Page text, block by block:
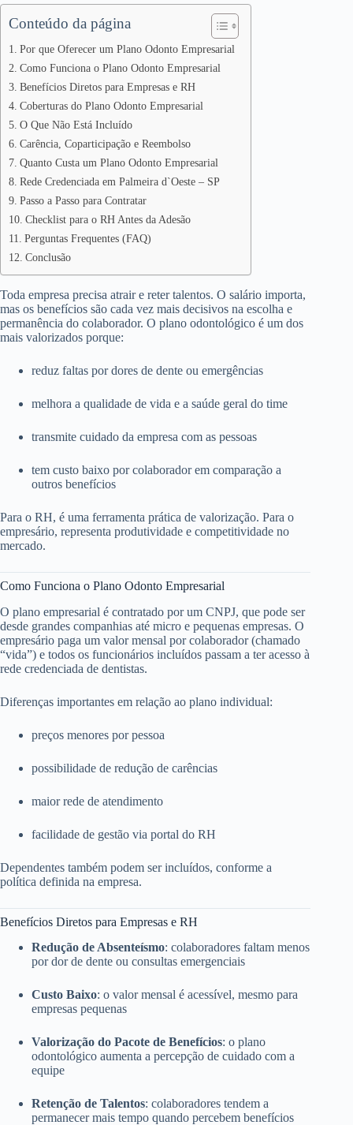
Conteúdo da página
Por que Oferecer um Plano Odonto Empresarial
Como Funciona o Plano Odonto Empresarial
Benefícios Diretos para Empresas e RH
Coberturas do Plano Odonto Empresarial
O Que Não Está Incluído
Carência, Coparticipação e Reembolso
Quanto Custa um Plano Odonto Empresarial
Rede Credenciada em Palmeira d`Oeste – SP
Passo a Passo para Contratar
Checklist para o RH Antes da Adesão
Perguntas Frequentes (FAQ)
Conclusão
Toda empresa precisa atrair e reter talentos. O salário importa,
mas os benefícios são cada vez mais decisivos na escolha e
permanência do colaborador. O plano odontológico é um dos
mais valorizados porque:
reduz faltas por dores de dente ou emergências
melhora a qualidade de vida e a saúde geral do time
transmite cuidado da empresa com as pessoas
tem custo baixo por colaborador em comparação a
outros benefícios
Para o RH, é uma ferramenta prática de valorização. Para o
empresário, representa produtividade e competitividade no
mercado.
Como Funciona o Plano Odonto Empresarial
O plano empresarial é contratado por um CNPJ, que pode ser
desde grandes companhias até micro e pequenas empresas. O
empresário paga um valor mensal por colaborador (chamado
“vida”) e todos os funcionários incluídos passam a ter acesso à
rede credenciada de dentistas.
Diferenças importantes em relação ao plano individual:
preços menores por pessoa
possibilidade de redução de carências
maior rede de atendimento
facilidade de gestão via portal do RH
Dependentes também podem ser incluídos, conforme a
política definida na empresa.
Benefícios Diretos para Empresas e RH
Redução de Absenteísmo: colaboradores faltam menos
por dor de dente ou consultas emergenciais
Custo Baixo: o valor mensal é acessível, mesmo para
empresas pequenas
Valorização do Pacote de Benefícios: o plano
odontológico aumenta a percepção de cuidado com a
equipe
Retenção de Talentos: colaboradores tendem a
permanecer mais tempo quando percebem benefícios